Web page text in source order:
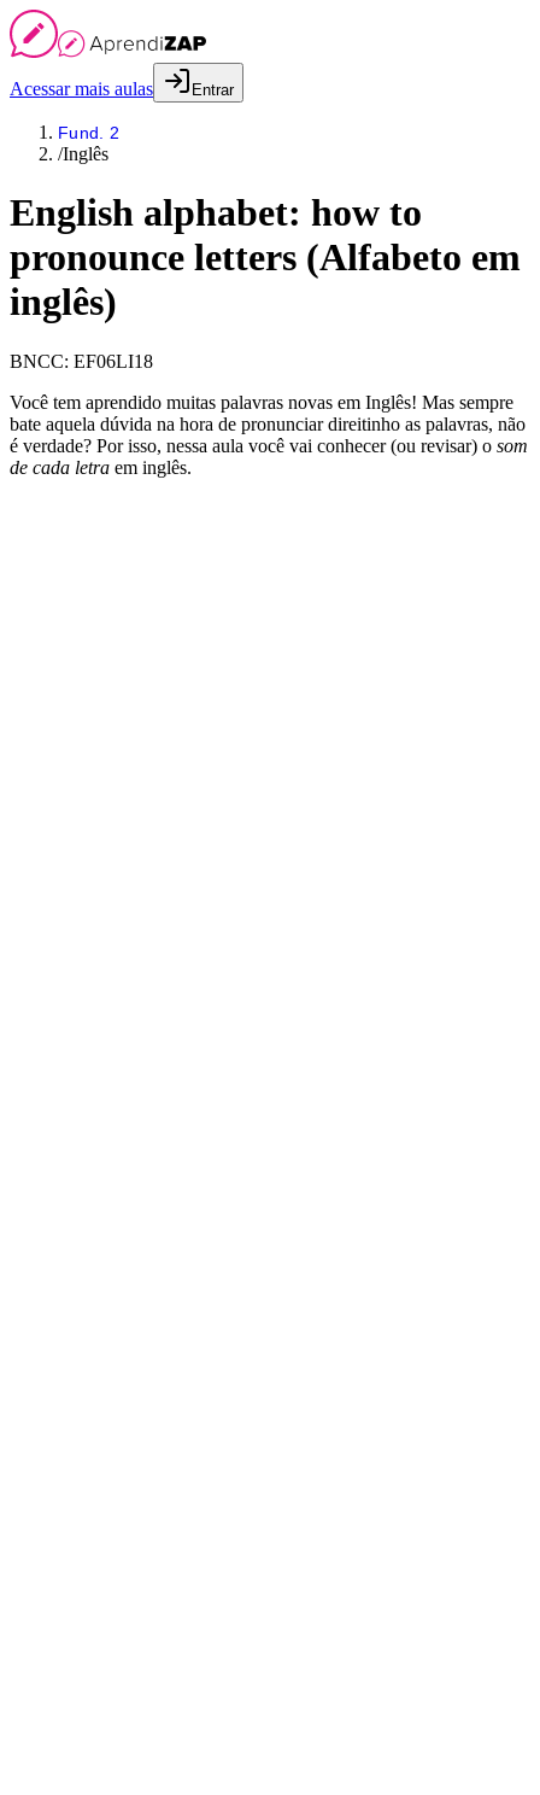
Acessar mais aulas Entrar
Fund. 2
/Inglês
English alphabet: how to
pronounce letters (Alfabeto em
inglês)
BNCC: EF06LI18
Você tem aprendido muitas palavras novas em Inglês! Mas sempre
bate aquela dúvida na hora de pronunciar direitinho as palavras, não
é verdade? Por isso, nessa aula você vai conhecer (ou revisar) o som
de cada letra em inglês.